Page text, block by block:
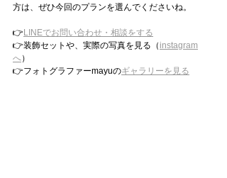
方は、ぜひ今回のプランを選んでくださいね。
👉 LINEでお問い合わせ・相談をする
👉装飾セットや、実際の写真を見る（ instagram
へ）
👉フォトグラファーmayuのギャラリーを見る